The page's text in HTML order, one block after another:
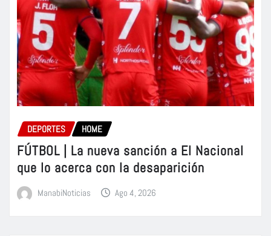
DEPORTES HOME
FÚTBOL | La nueva sanción a El Nacional
que lo acerca con la desaparición
ManabiNoticias Ago 4, 2026